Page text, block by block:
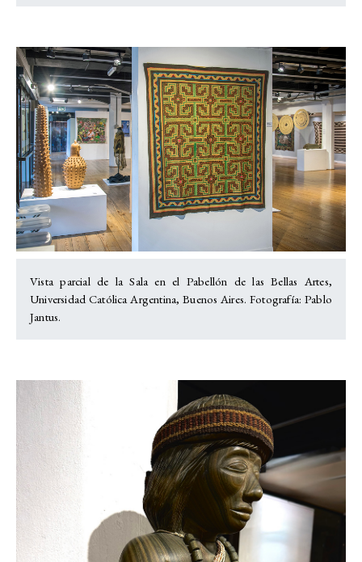
Vista parcial de la Sala en el Pabellón de las Bellas Artes,
Universidad Católica Argentina, Buenos Aires. Fotografía: Pablo
Jantus.